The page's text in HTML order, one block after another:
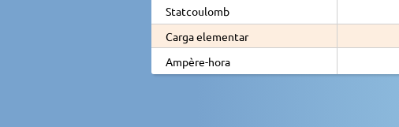
Statcoulomb
Carga elementar
Ampère-hora